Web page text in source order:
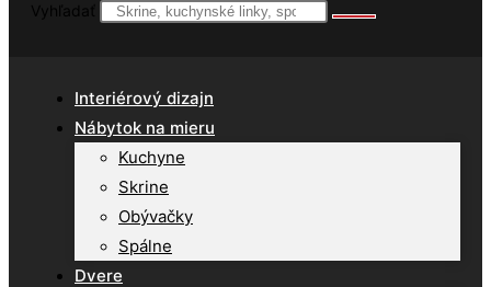
Vyhľadať
Interiérový dizajn
Nábytok na mieru
Kuchyne
Skrine
Obývačky
Spálne
Dvere